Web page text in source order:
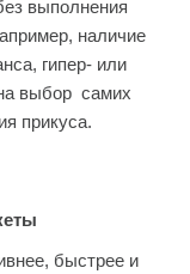
выполнения
наличие
гипер- или
выбор самих
прикуса.
быстрее и